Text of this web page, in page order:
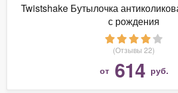
Twistshake Бутылочка
с рождения
(Отзывы 22)
от 614 руб.